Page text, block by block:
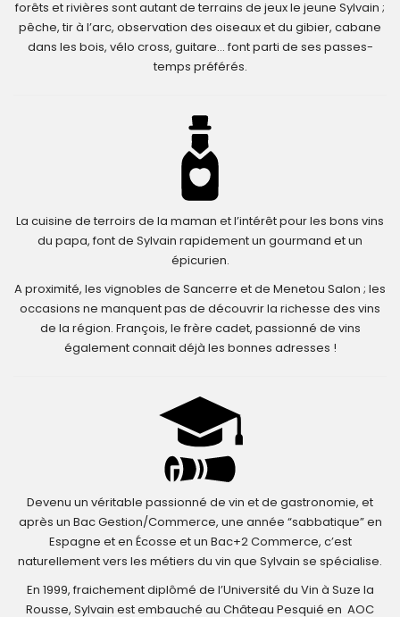
forêts et rivières sont autant de terrains de jeux le jeune Sylvain ;
pêche, tir à l’arc, observation des oiseaux et du gibier, cabane
dans les bois, vélo cross, guitare… font parti de ses passes-
temps préférés.
La cuisine de terroirs de la maman et l’intérêt pour les bons vins
du papa, font de Sylvain rapidement un gourmand et un
épicurien.
A proximité, les vignobles de Sancerre et de Menetou Salon ; les
occasions ne manquent pas de découvrir la richesse des vins
de la région. François, le frère cadet, passionné de vins
également connait déjà les bonnes adresses !
Devenu un véritable passionné de vin et de gastronomie, et
après un Bac Gestion/Commerce, une année “sabbatique” en
Espagne et en Écosse et un Bac+2 Commerce, c’est
naturellement vers les métiers du vin que Sylvain se spécialise.
En 1999, fraichement diplômé de l’Université du Vin à Suze la
Rousse, Sylvain est embauché au Château Pesquié en AOC